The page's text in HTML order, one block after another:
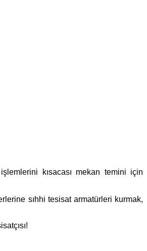
kısacası mekan temini için
sıhhi tesisat armatürleri kurmak,